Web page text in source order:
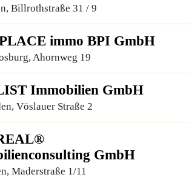
Billrothstraße 31 / 9
immo BPI GmbH
Ahornweg 19
Immobilien GmbH
Vöslauer Straße 2
GmbH
Maderstraße 1/11